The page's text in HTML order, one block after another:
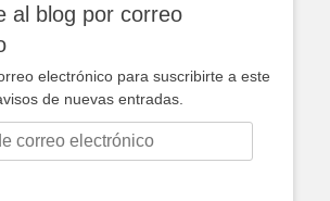
al blog por correo
electrónico para suscribirte a este
de nuevas entradas.